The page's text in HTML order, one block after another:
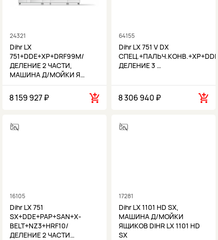
24321
Dihr LX
751+DDE+XP+DRF99M/
ДЕЛЕНИЕ 2 ЧАСТИ,
МАШИНА Д/МОЙКИ Я…
8 159 927 ₽
64155
Dihr LX 751 V DX
ДЕЛЕНИЕ 3 …
8 306 940 ₽
16105
Dihr LX 751
SX+DDE+PAP+SAN+X-
BELT+NZ3+HRF10/
ДЕЛЕНИЕ 2 ЧАСТИ…
17281
Dihr LX 1101 HD SX,
МАШИНА Д/МОЙКИ
ЯЩИКОВ DIHR LX 1101 HD
SX